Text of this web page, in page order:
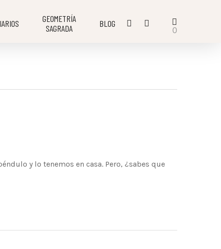
GEOMETRÍA
SAGRADA
BLOG
0
péndulo y lo tenemos en casa. Pero, ¿sabes que